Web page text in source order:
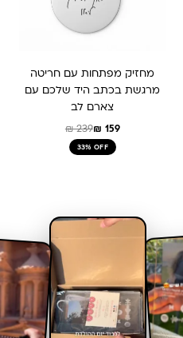
מחזיק מפתחות עם חריטה
מרגשת בכתב היד שלכם עם
צארם לב
₪239₪ 159
33% OFF